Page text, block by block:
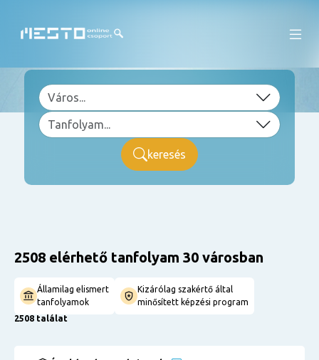
keresés
2508 elérhető tanfolyam 30 városban
Államilag elismert
tanfolyamok
Kizárólag szakértő által
minősített képzési program
2508 találat